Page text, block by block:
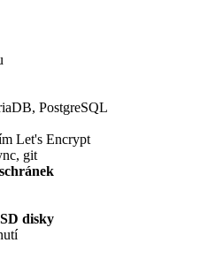
PostgreSQL
Let's Encrypt
git
disky